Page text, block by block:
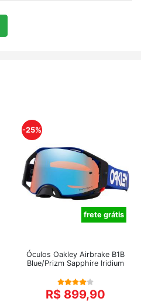
-25%
frete grátis
Óculos Oakley Airbrake B1B
Blue/Prizm Sapphire Iridium
R$ 899,90